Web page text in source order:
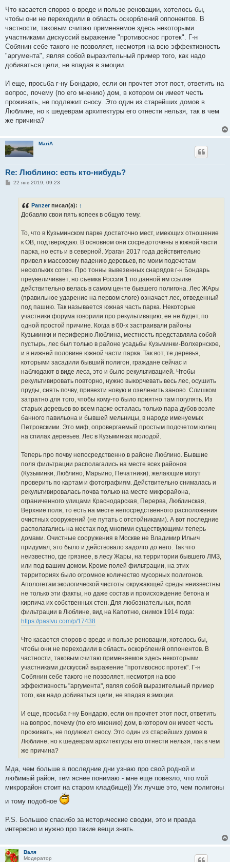
Что касается споров о вреде и пользе реновации, хотелось бы,
чтобы они не переходили в область оскорблений оппонентов. В
частности, таковым считаю применяемое здесь некоторыми
участниками дискуссий выражение "противоснос протек". Г-н
Собянин себе такого не позволяет, несмотря на всю эффективность
"аргумента", являя собой выразительный пример того, как надо
добиваться цели, не впадая в эмоции.
И еще, просьба г-ну Бондарю, если он прочтет этот пост, ответить на
вопрос, почему (по его мнению) дом, в котором он имеет честь
проживать, не подлежит сносу. Это один из старейших домов в
Люблине, но к шедеврам архитектуры его отнести нельзя, так в чем
же причина?
MariA
Re: Люблино: есть кто-нибудь?
С22 янв 2019, 09:23
Panzer писал(а): ↑
Добавлю свои пять копеек в общую тему.
То, что в Кузьминском парке достаточно мест, имеющих отношение
к ОВ, подтверждаю. В основном они сосредоточены в южной части
парка, но есть и в северной. Ураган 2017 года действительно
привел к массовому падению деревьев, по моим подсчетам
нескольких сотен. Про тонны вывезенных снарядов г-н Бондарь
преувеличивает, но съемка России 1 по данной им ссылке
действительно велась в самом центе бывшего полигона. Лес ЖАры
(правильное ударение на первом слоге) означает лес, отведенный
под пашню. Так называется южная часть парка. Некоторые
участники форума говорили про рекультивацию, ее не будет, по
одной простой причине. Когда в 60-х застраивали районы
Кузьминки и периферию Люблина, местность представляла собой
пустырь, лес был только в районе усадьбы Кузьминки-Волхернское,
и в нижней половине южной части парка. Так вот, те деревья,
которыми засадили бывший полигон, граждане сейчас и
наблюдают в виде леса, это и было рекультивацией. Чтобы
рекультивировать повторно, нужно выкорчевать весь лес, осушить
пруды, снять почву, привезти новую и озеленить заново. Слишком
затратно для того, чтобы кому-то было приятно там погулять. Из
старых деревьев во всем парке осталась только пара дубов возле
банного павильона и бывшей мельницы, в народе именуемых
Петровскими. Это миф, опровергаемый простым подсчетом колец
на спилах деревьев. Лес в Кузьминках молодой.
Теперь про почву непосредственно в районе Люблино. Бывшие
поля фильтрации располагались на месте всех районов
(Кузьминки, Люблино, Марьино, Печатники), желающие могут
проверить по картам и фотографиям. Действительно снималась и
рекультивировалась почва только на месте микрорайона,
ограниченного улицами Краснодарская, Перерва, Люблинская,
Верхние поля, то есть на месте непосредственного расположения
очистных сооружений (не путать с отстойниками). А вот последние
располагались на местах под многими существующими теперь
домами. Очистные сооружения в Москве не Владимир Ильич
придумал, это было и действовало задолго до него. Так что
неизвестно, где грязнее, в лесу Жары, на территории бывшего ЛМЗ,
или под вашим домом. Кроме полей фильтрации, на этих
территориях было огромное количество мусорных полигонов.
Апологетам экологической чистоты окружающей среды неизвестны
не только эти факты, но даже состав и происхождение бетона и
кирпича их собственных стен. Для любознательных, поля
фильтрации в Люблине, вид на Капотню, снимок 1914 года:
https://pastvu.com/p/17438
Что касается споров о вреде и пользе реновации, хотелось бы,
чтобы они не переходили в область оскорблений оппонентов. В
частности, таковым считаю применяемое здесь некоторыми
участниками дискуссий выражение "противоснос протек". Г-н
Собянин себе такого не позволяет, несмотря на всю
эффективность "аргумента", являя собой выразительный пример
того, как надо добиваться цели, не впадая в эмоции.
И еще, просьба г-ну Бондарю, если он прочтет этот пост, ответить
на вопрос, почему (по его мнению) дом, в котором он имеет честь
проживать, не подлежит сносу. Это один из старейших домов в
Люблине, но к шедеврам архитектуры его отнести нельзя, так в чем
же причина?
Мда, чем больше в последние дни узнаю про свой родной и
любимый район, тем яснее понимаю - мне еще повезло, что мой
микрорайон стоит на старом кладбище)) Уж лучше это, чем полигоны
и тому подобное
P.S. Большое спасибо за исторические сводки, это и правда
интересно и нужно про такие вещи знать.
Валя
Модератор